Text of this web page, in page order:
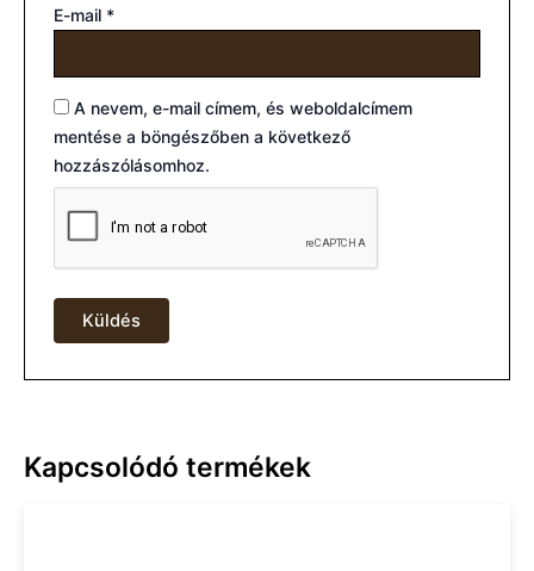
E-mail *
A nevem, e-mail címem, és weboldalcímem
mentése a böngészőben a következő
hozzászólásomhoz.
Kapcsolódó termékek